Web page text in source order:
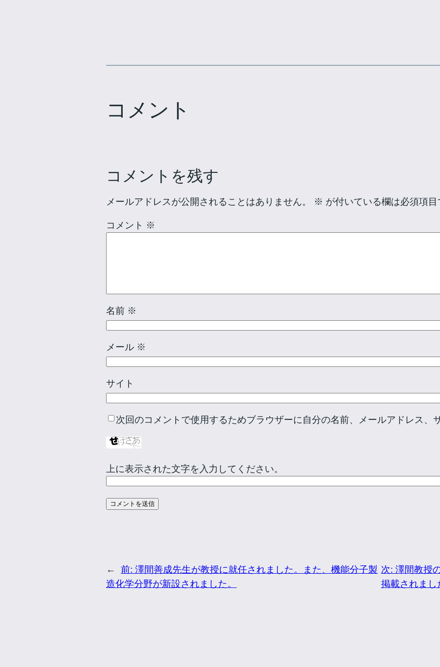
コメント
コメントを残す
メールアドレスが公開されることはありません。 ※ が付いている欄は必須項目
コメント ※
名前 ※
メール ※
サイト
次回のコメントで使用するためブラウザーに自分の名前、メールアドレス、
上に表示された文字を入力してください。
← 前: 澤間善成先生が教授に就任されました。また、機能分子製
造化学分野が新設されました。
次: 澤間教授
掲載されまし